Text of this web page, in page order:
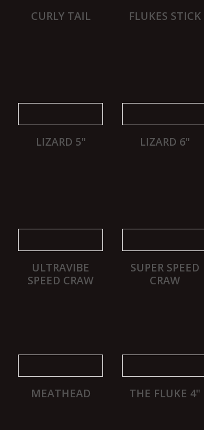
CURLY TAIL FLUKES STICK
LIZARD 5" LIZARD 6"
ULTRAVIBE
SPEED CRAW
SUPER SPEED
CRAW
MEATHEAD THE FLUKE 4"